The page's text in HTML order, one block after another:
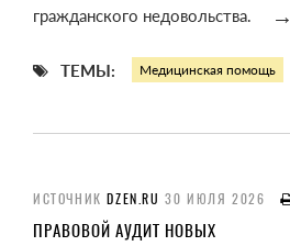
гражданского недовольства.
→
ТЕМЫ: Медицинская помощь
ИСТОЧНИКDZEN.RU 30 ИЮЛЯ 2026
ПРАВОВОЙ АУДИТ НОВЫХ